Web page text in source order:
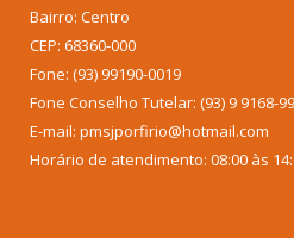
Bairro: Centro
CEP: 68360-000
Fone: (93) 99190-0019
Fone Conselho Tutelar: (93) 9 9168-
E-mail: pmsjporfirio@hotmail.com
Horário de atendimento: 08:00 às